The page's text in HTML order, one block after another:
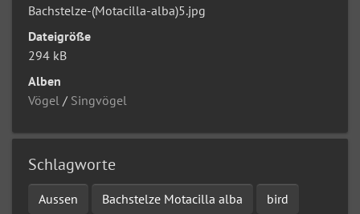
Bachstelze-(Motacilla-alba)5.jpg
Dateigröße
294 kB
Alben
Vögel / Singvögel
Schlagworte
Aussen Bachstelze Motacilla alba bird